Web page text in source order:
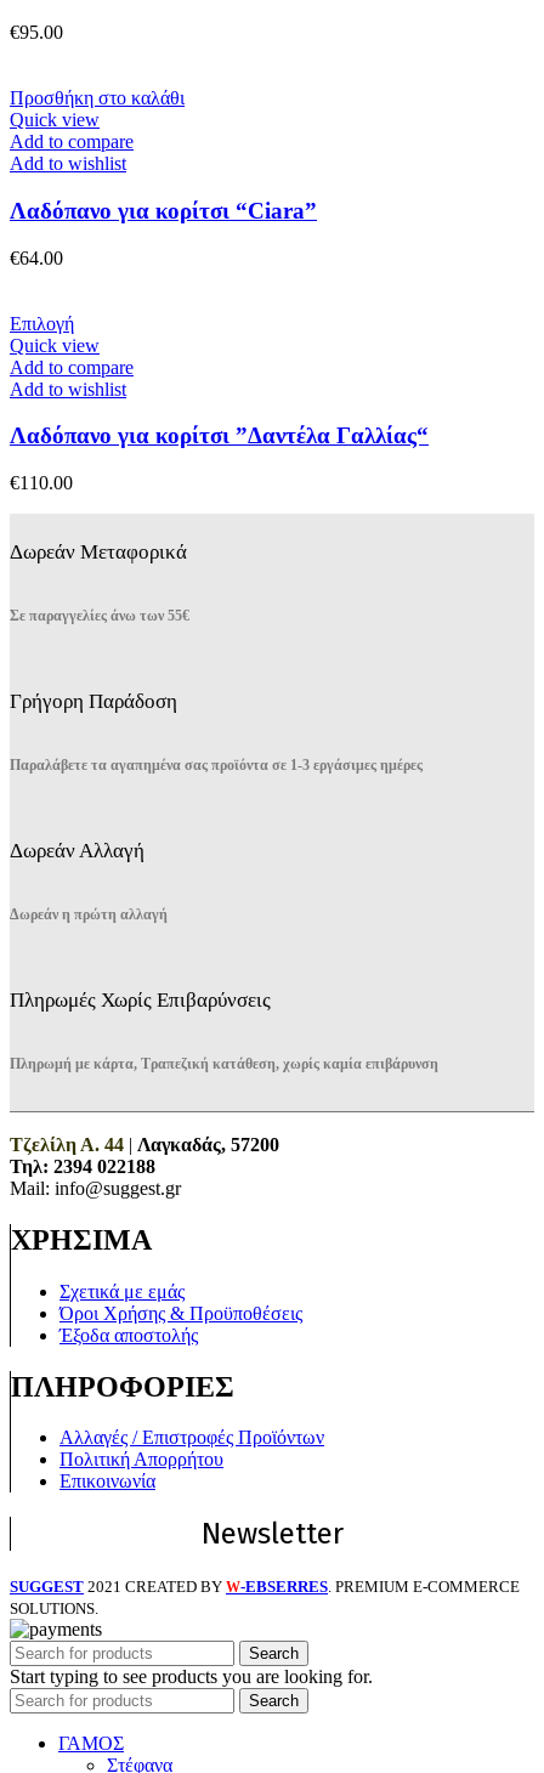
€95.00
Προσθήκη στο καλάθι
Quick view
Add to compare
Add to wishlist
Λαδόπανο για κορίτσι “Ciara”
€64.00
ΕπιλογήΑυτό
το
προϊόν
έχει
παραλλαγές.
επιλεγούν
στη
του
προϊόντος
Quick view
Add to compare
Add to wishlist
Λαδόπανο για κορίτσι ”Δαντέλα Γαλλίας“
€110.00
Δωρεάν Μεταφορικά
Σε παραγγελίες άνω των 55€
Γρήγορη Παράδοση
Παραλάβετε τα αγαπημένα σας προϊόντα σε 1-3 εργάσιμες ημέρες
Δωρεάν Αλλαγή
Δωρεάν η πρώτη αλλαγή
Πληρωμές Χωρίς Επιβαρύνσεις
Πληρωμή με κάρτα, Τραπεζική κατάθεση, χωρίς καμία επιβάρυνση
Τζελίλη Α. 44 | Λαγκαδάς, 57200
Τηλ: 2394 022188
Mail: info@suggest.gr
ΧΡΗΣΙΜΑ
Σχετικά με εμάς
Όροι Χρήσης & Προϋποθέσεις
Έξοδα αποστολής
ΠΛΗΡΟΦΟΡΙΕΣ
Αλλαγές / Επιστροφές Προϊόντων
Πολιτική Απορρήτου
Επικοινωνία
Newsletter
SUGGEST 2021 CREATED BY W-EBSERRES. PREMIUM E-COMMERCE
SOLUTIONS.
Search
Start typing to see products you are looking for.
Search
ΓΑΜΟΣ
Στέφανα